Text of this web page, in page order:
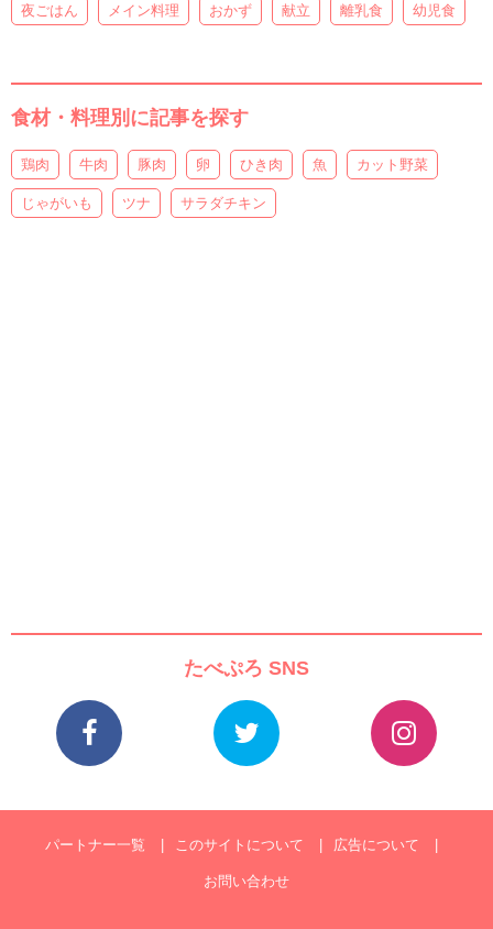
夜ごはん メイン料理 おかず 献立 離乳食 幼児食
食材・料理別に記事を探す
鶏肉 牛肉 豚肉 卵 ひき肉 魚 カット野菜
じゃがいも ツナ サラダチキン
たべぷろ SNS
パートナー一覧 このサイトについて 広告について
お問い合わせ